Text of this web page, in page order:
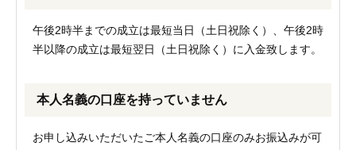
午後2時半までの成立は最短当日（土日祝除く）、午後2時
半以降の成立は最短翌日（土日祝除く）に入金致します。
本人名義の口座を持っていません
お申し込みいただいたご本人名義の口座のみお振込みが可